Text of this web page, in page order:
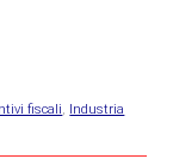
fiscali, Industria